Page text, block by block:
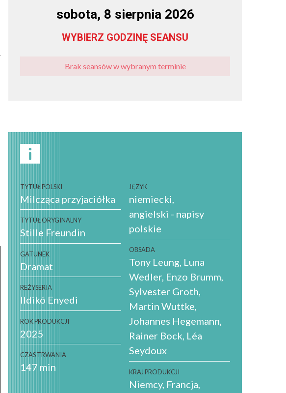
sobota, 8 sierpnia 2026
WYBIERZ GODZINĘ SEANSU
Brak seansów w wybranym terminie
TYTUŁ POLSKI
Milcząca przyjaciółka
TYTUŁ ORYGINALNY
Stille Freundin
GATUNEK
Dramat
REŻYSERIA
Ildikó Enyedi
ROK PRODUKCJI
2025
CZAS TRWANIA
147 min
JĘZYK
niemiecki
angielski - napisy
polskie
OBSADA
Tony Leung, Luna
Wedler, Enzo Brumm,
Sylvester Groth,
Martin Wuttke,
Johannes Hegemann,
Rainer Bock, Léa
Seydoux
KRAJ PRODUKCJI
Niemcy Francja